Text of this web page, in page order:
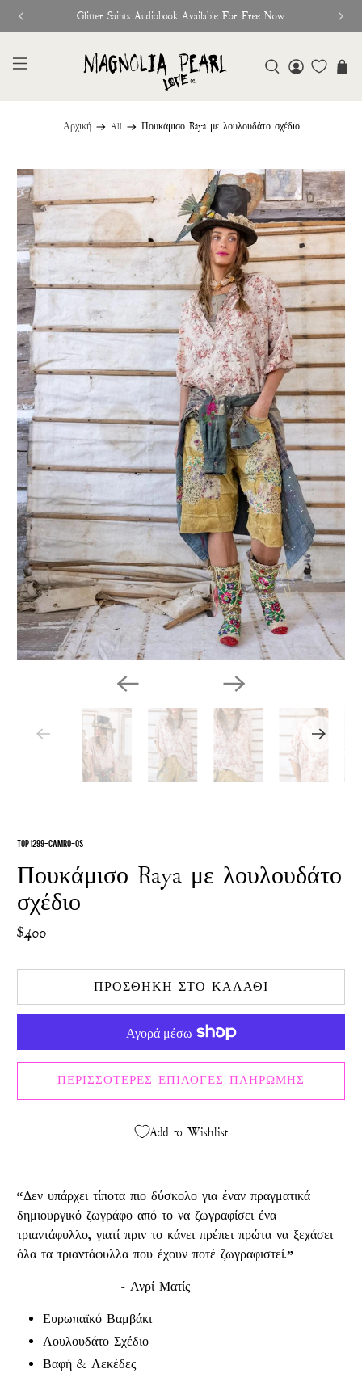
Glitter Saints Audiobook Available For Free Now
Αρχική All Πουκάμισο Raya με λουλουδάτο σχέδιο
TOP 1299-CAMRO-OS
Πουκάμισο Raya με λουλουδάτο
σχέδιο
$400
ΠΡΟΣΘΉΚΗ ΣΤΟ ΚΑΛΆΘΙ
ΠΕΡΙΣΣΌΤΕΡΕΣ ΕΠΙΛΟΓΈΣ ΠΛΗΡΩΜΉΣ
Add to Wishlist
“Δεν υπάρχει τίποτα πιο δύσκολο για έναν πραγματικά
δημιουργικό ζωγράφο από το να ζωγραφίσει ένα
τριαντάφυλλο, γιατί πριν το κάνει πρέπει πρώτα να ξεχάσει
όλα τα τριαντάφυλλα που έχουν ποτέ ζωγραφιστεί.”
- Ανρί Ματίς
Ευρωπαϊκό Βαμβάκι
Λουλουδάτο Σχέδιο
Βαφή & Λεκέδες